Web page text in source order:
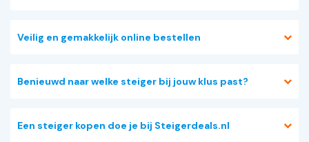
Veilig en gemakkelijk online bestellen
Benieuwd naar welke steiger bij jouw klus past?
Een steiger kopen doe je bij Steigerdeals.nl